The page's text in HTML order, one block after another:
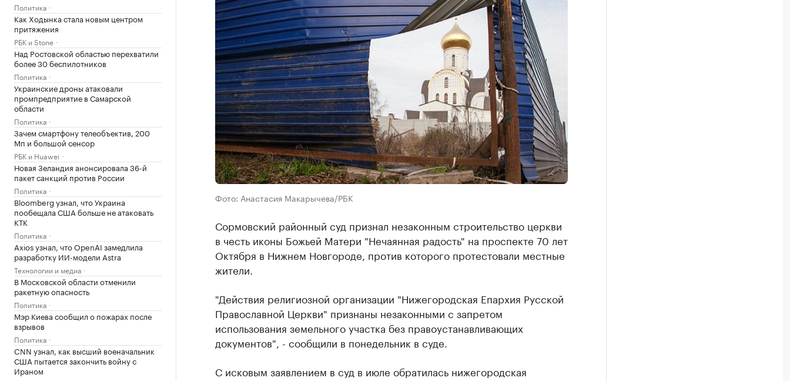
Политика
Как Ходынка стала новым центром
притяжения
РБК и Stone
Над Ростовской областью перехватили
более 30 беспилотников
Политика
Украинские дроны атаковали
промпредприятие в Самарской
области
Политика
Зачем смартфону телеобъектив, 200
Мп и большой сенсор
РБК и Huawei
Новая Зеландия анонсировала 36-й
пакет санкций против России
Политика
Bloomberg узнал, что Украина
пообещала США больше не атаковать
КТК
Политика
Axios узнал, что OpenAI замедлила
разработку ИИ-модели Astra
Технологии и медиа
В Московской области отменили
ракетную опасность
Политика
Мэр Киева сообщил о пожарах после
взрывов
Политика
CNN узнал, как высший военачальник
США пытается закончить войну с
Ираном
Фото: Анастасия Макарычева/РБК
Сормовский районный суд признал незаконным строительство церкви
в честь иконы Божьей Матери "Нечаянная радость" на проспекте 70 лет
Октября в Нижнем Новгороде, против которого протестовали местные
жители.
"Действия религиозной организации "Нижегородская Епархия Русской
Православной Церкви" признаны незаконными с запретом
использования земельного участка без правоустанавливающих
документов", - сообщили в понедельник в суде.
С исковым заявлением в суд в июле обратилась нижегородская